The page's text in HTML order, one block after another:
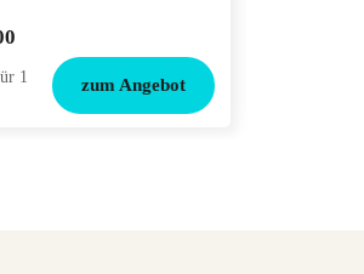
1
zum Angebot